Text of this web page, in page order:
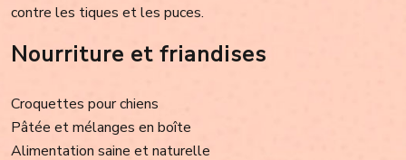
contre les tiques et les puces.
Nourriture et friandises
Croquettes pour chiens
Pâtée et mélanges en boîte
Alimentation saine et naturelle